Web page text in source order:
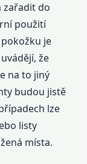
zařadit do
použití
je
že
na to jiný
budou jistě
lze
listy
místa.